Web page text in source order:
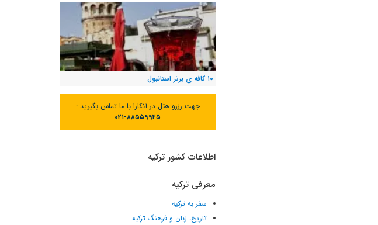
۱۰ کافه ی برتر استانبول
جهت رزرو هتل در آنکارا با ما تماس بگیرید :
۰۲۱-۸۸۵۵۹۹۲۵
اطلاعات کشور ترکیه
معرفی ترکیه
سفر به ترکیه
تاریخ، زبان و فرهنگ ترکیه